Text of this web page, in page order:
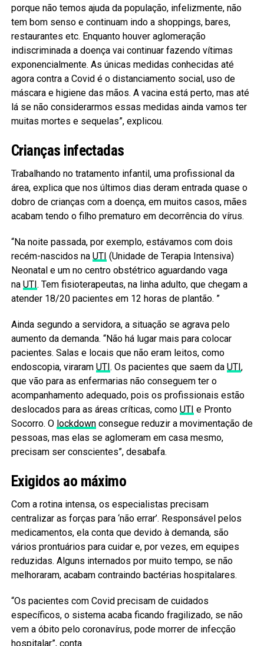
porque não temos ajuda da população, infelizmente, não
tem bom senso e continuam indo a shoppings, bares,
restaurantes etc. Enquanto houver aglomeração
indiscriminada a doença vai continuar fazendo vítimas
exponencialmente. As únicas medidas conhecidas até
agora contra a Covid é o distanciamento social, uso de
máscara e higiene das mãos. A vacina está perto, mas até
lá se não considerarmos essas medidas ainda vamos ter
muitas mortes e sequelas”, explicou.
Crianças infectadas
Trabalhando no tratamento infantil, uma profissional da
área, explica que nos últimos dias deram entrada quase o
dobro de crianças com a doença, em muitos casos, mães
acabam tendo o filho prematuro em decorrência do vírus.
“Na noite passada, por exemplo, estávamos com dois
recém-nascidos na UTI (Unidade de Terapia Intensiva)
Neonatal e um no centro obstétrico aguardando vaga
na UTI. Tem fisioterapeutas, na linha adulto, que chegam a
atender 18/20 pacientes em 12 horas de plantão. ”
Ainda segundo a servidora, a situação se agrava pelo
aumento da demanda. “Não há lugar mais para colocar
pacientes. Salas e locais que não eram leitos, como
endoscopia, viraram UTI. Os pacientes que saem da UTI,
que vão para as enfermarias não conseguem ter o
acompanhamento adequado, pois os profissionais estão
deslocados para as áreas críticas, como UTI e Pronto
Socorro. O lockdownconsegue reduzir a movimentação de
pessoas, mas elas se aglomeram em casa mesmo,
precisam ser conscientes”, desabafa.
Exigidos ao máximo
Com a rotina intensa, os especialistas precisam
centralizar as forças para ‘não errar’. Responsável pelos
medicamentos, ela conta que devido à demanda, são
vários prontuários para cuidar e, por vezes, em equipes
reduzidas. Alguns internados por muito tempo, se não
melhoraram, acabam contraindo bactérias hospitalares.
“Os pacientes com Covid precisam de cuidados
específicos, o sistema acaba ficando fragilizado, se não
vem a óbito pelo coronavírus, pode morrer de infecção
hospitalar”, conta.